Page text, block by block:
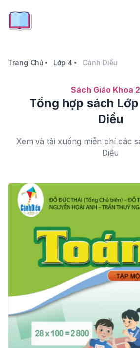
Trang Chủ Lớp 4 Cánh Diều
Sách Giáo Khoa
Tổng hợp sách
Diều
Xem và tải xuống miễn phí các
Diều